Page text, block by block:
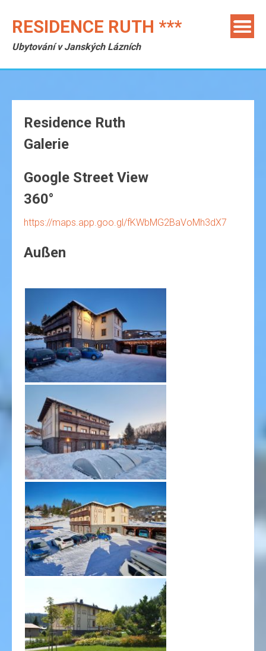
content
RESIDENCE RUTH ***
Ubytování v Janských Lázních
Residence Ruth
Galerie
Google Street View
360°
https://maps.app.goo.gl/fKWbMG2BaVoMh3dX7
Außen